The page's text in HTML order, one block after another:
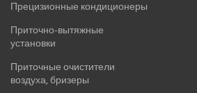
Прецизионные кондиционеры
Приточно-вытяжные
установки
Приточные очистители
воздуха, бризеры